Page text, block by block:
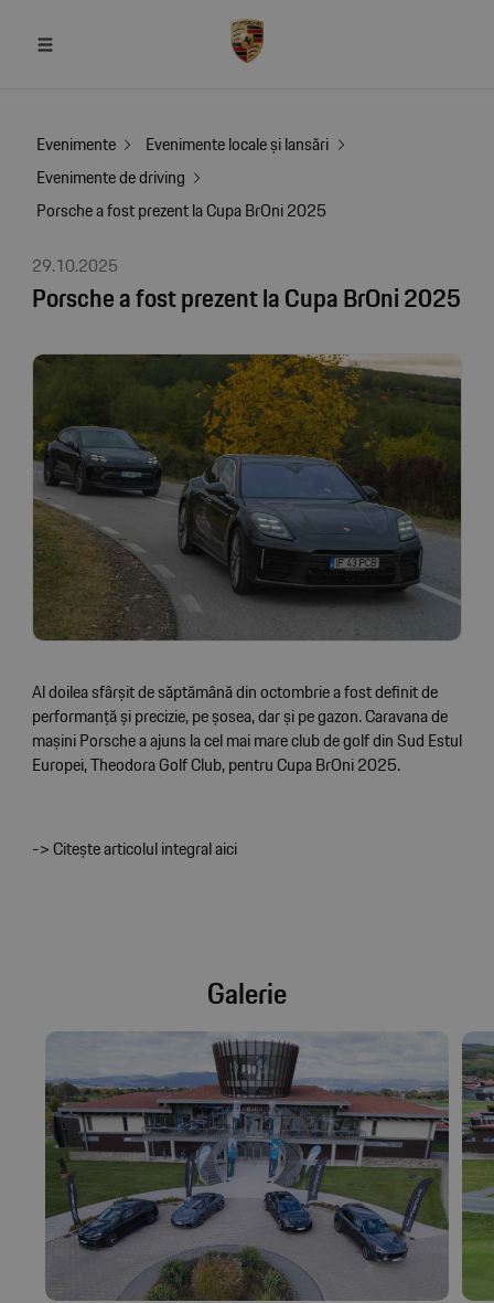
Evenimente
Evenimente locale și lansări
Evenimente de driving
Porsche a fost prezent la Cupa BrOni 2025
29.10.2025
Porsche a fost prezent la Cupa BrOni 2025
Al doilea sfârșit de săptămână din octombrie a fost definit de
performanță și precizie, pe șosea, dar și pe gazon. Caravana de
mașini Porsche a ajuns la cel mai mare club de golf din Sud Estul
Europei, Theodora Golf Club, pentru Cupa BrOni 2025.
-> Citește articolul integral aici
Galerie